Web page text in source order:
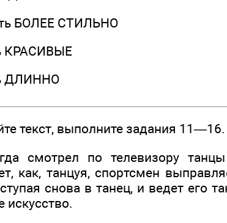
БОЛЕЕ СТИЛЬНО
КРАСИВЫЕ
ДЛИННО
текст, выполните задания 11—16.
смотрел по телевизору
как, танцуя, спортсмен
снова в танец, и ведет его
искусство.